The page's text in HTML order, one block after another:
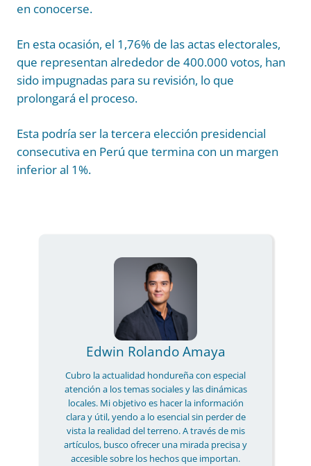
en conocerse.
En esta ocasión, el 1,76% de las actas electorales,
que representan alrededor de 400.000 votos, han
sido impugnadas para su revisión, lo que
prolongará el proceso.
Esta podría ser la tercera elección presidencial
consecutiva en Perú que termina con un margen
inferior al 1%.
Edwin Rolando Amaya
Cubro la actualidad hondureña con especial
atención a los temas sociales y las dinámicas
locales. Mi objetivo es hacer la información
clara y útil, yendo a lo esencial sin perder de
vista la realidad del terreno. A través de mis
artículos, busco ofrecer una mirada precisa y
accesible sobre los hechos que importan.